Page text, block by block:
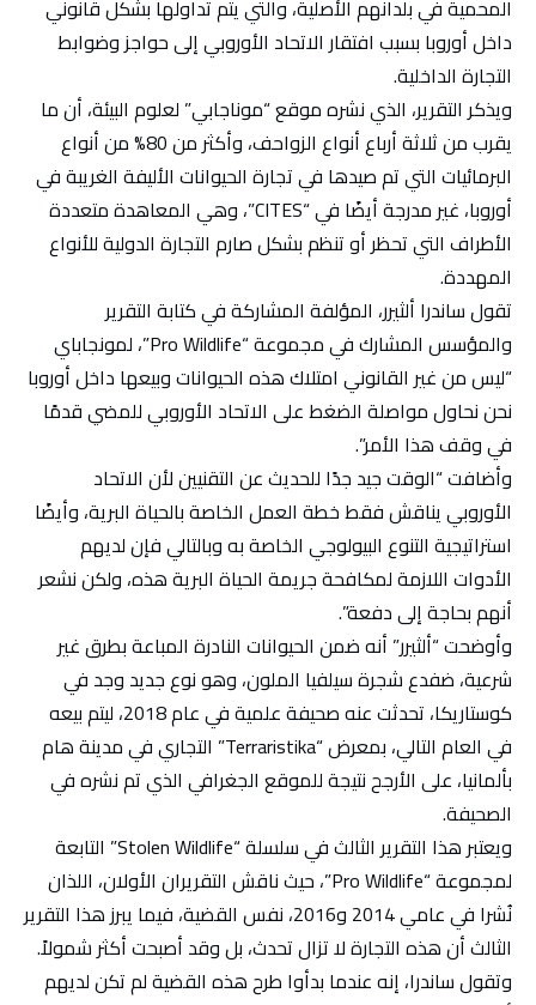
المحمية في بلدانهم الأصلية، والتي يتم تداولها بشكل قانوني
داخل أوروبا بسبب افتقار الاتحاد الأوروبي إلى حواجز وضوابط
التجارة الداخلية.
ويذكر التقرير، الذي نشره موقع “موناجابي” لعلوم البيئة، أن ما
يقرب من ثلاثة أرباع أنواع الزواحف، وأكثر من 80% من أنواع
البرمائيات التي تم صيدها في تجارة الحيوانات الأليفة الغريبة في
أوروبا، غير مدرجة أيضًا في “CITES”، وهي المعاهدة متعددة
الأطراف التي تحظر أو تنظم بشكل صارم التجارة الدولية للأنواع
المهددة.
تقول ساندرا ألثيرر، المؤلفة المشاركة في كتابة التقرير
والمؤسس المشارك في مجموعة “Pro Wildlife”، لمونجاباي
“ليس من غير القانوني امتلاك هذه الحيوانات وبيعها داخل أوروبا
نحن نحاول مواصلة الضغط على الاتحاد الأوروبي للمضي قدمًا
في وقف هذا الأمر”.
وأضافت “الوقت جيد جدًا للحديث عن التقنيين لأن الاتحاد
الأوروبي يناقش فقط خطة العمل الخاصة بالحياة البرية، وأيضًا
استراتيجية التنوع البيولوجي الخاصة به وبالتالي فإن لديهم
الأدوات اللازمة لمكافحة جريمة الحياة البرية هذه، ولكن نشعر
أنهم بحاجة إلى دفعة”.
وأوضحت “ألثيرر” أنه ضمن الحيوانات النادرة المباعة بطرق غير
شرعية، ضفدع شجرة سيلفيا الملون، وهو نوع جديد وجد في
كوستاريكا، تحدثت عنه صحيفة علمية في عام 2018، ليتم بيعه
في العام التالي، بمعرض “Terraristika” التجاري في مدينة هام
بألمانيا، على الأرجح نتيجة للموقع الجغرافي الذي تم نشره في
الصحيفة.
ويعتبر هذا التقرير الثالث في سلسلة “Stolen Wildlife” التابعة
لمجموعة “Pro Wildlife”، حيث ناقش التقريران الأولان، اللذان
نُشرا في عامي 2014 و2016، نفس القضية، فيما يبرز هذا التقرير
الثالث أن هذه التجارة لا تزال تحدث، بل وقد أصبحت أكثر شمولاً.
وتقول ساندرا، إنه عندما بدأوا طرح هذه القضية لم تكن لديهم